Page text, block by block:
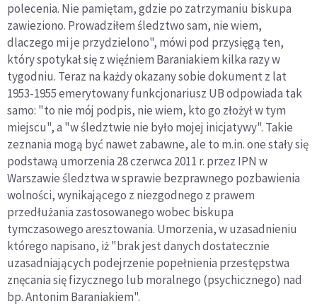
polecenia. Nie pamiętam, gdzie po zatrzymaniu biskupa
zawieziono. Prowadziłem śledztwo sam, nie wiem,
dlaczego mi je przydzielono", mówi pod przysięgą ten,
który spotykał się z więźniem Baraniakiem kilka razy w
tygodniu. Teraz na każdy okazany sobie dokument z lat
1953-1955 emerytowany funkcjonariusz UB odpowiada tak
samo: "to nie mój podpis, nie wiem, kto go złożył w tym
miejscu", a "w śledztwie nie było mojej inicjatywy". Takie
zeznania mogą być nawet zabawne, ale to m.in. one stały się
podstawą umorzenia 28 czerwca 2011 r. przez IPN w
Warszawie śledztwa w sprawie bezprawnego pozbawienia
wolności, wynikającego z niezgodnego z prawem
przedłużania zastosowanego wobec biskupa
tymczasowego aresztowania. Umorzenia, w uzasadnieniu
którego napisano, iż "brak jest danych dostatecznie
uzasadniających podejrzenie popełnienia przestępstwa
znęcania się fizycznego lub moralnego (psychicznego) nad
bp. Antonim Baraniakiem".